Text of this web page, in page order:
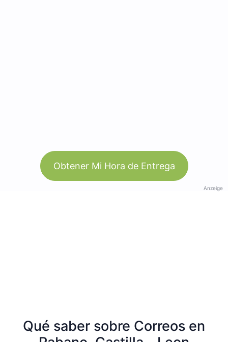
Obtener Mi Hora de Entrega
Anzeige
Qué saber sobre Correos en